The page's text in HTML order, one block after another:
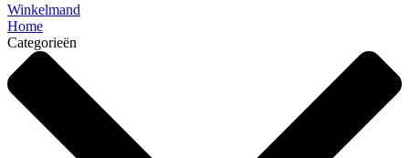
Winkelmand
Home
Categorieën